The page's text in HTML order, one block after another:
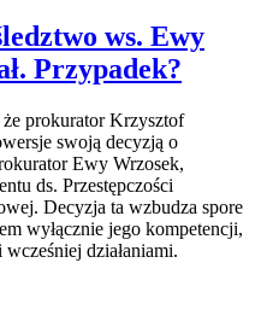
ws. Ewy
Przypadek?
prokurator Krzysztof
swoją decyzją o
Ewy Wrzosek,
ds. Przestępczości
Decyzja ta wzbudza spore
wyłącznie jego kompetencji,
działaniami.